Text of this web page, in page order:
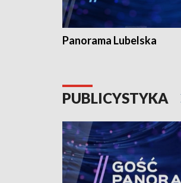
Panorama Lubelska
PUBLICYSTYKA